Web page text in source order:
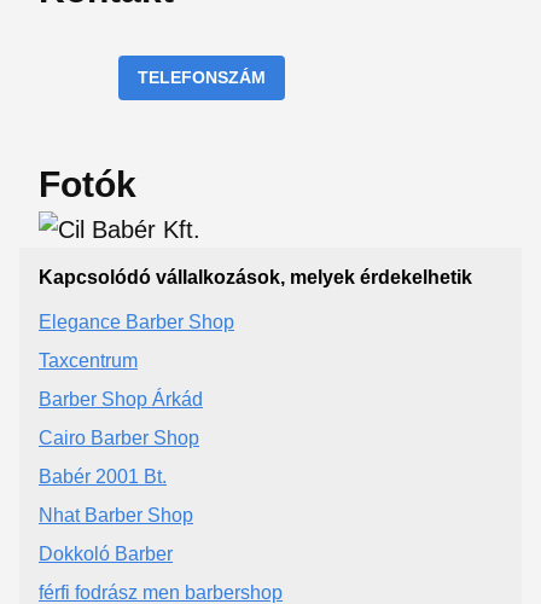
TELEFONSZÁM
Fotók
Kapcsolódó vállalkozások, melyek érdekelhetik
Elegance Barber Shop
Taxcentrum
Barber Shop Árkád
Cairo Barber Shop
Babér 2001 Bt.
Nhat Barber Shop
Dokkoló Barber
férfi fodrász men barbershop